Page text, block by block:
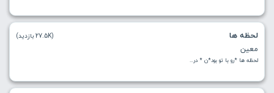
لحظه ها
معین
لحظه ها *رو با تو بود*ن * در...
(27.5K بازدید)